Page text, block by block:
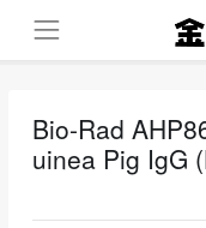
Bio-Rad
uinea Pig IgG